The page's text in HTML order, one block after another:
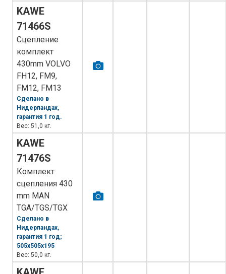
KAWE
71466S
Сцепление
комплект
430mm VOLVO
FH12, FM9,
FM12, FM13
Сделано в
Нидерландах,
гарантия 1 год.
Вес: 51,0 кг.
KAWE
71476S
Комплект
сцепления 430
mm MAN
TGA/TGS/TGX
Сделано в
Нидерландах,
гарантия 1 год;
505x505x195
Вес: 50,0 кг.